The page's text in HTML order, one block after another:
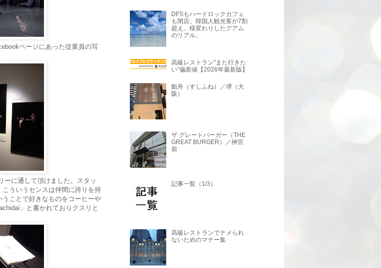
ページにあった従業員の写
ーに通して頂けました。スタッ
ういうセンスは仲間に誇りを持
ことで好きなものをコーヒーや
」と書かれておりクスリと
DFSもハードロックカフェ
も閉店。韓国人観光客が7割
超え。様変わりしたグアム
のリアル。
高級レストラン"また行きた
い"偏差値【2026年最新版】
鮨舟（すしふね）／堺（大
阪）
ザ グレートバーガー（THE
GREAT BURGER）／神宮
前
記事一覧（1/3）
高級レストランでナメられ
ないためのマナー集